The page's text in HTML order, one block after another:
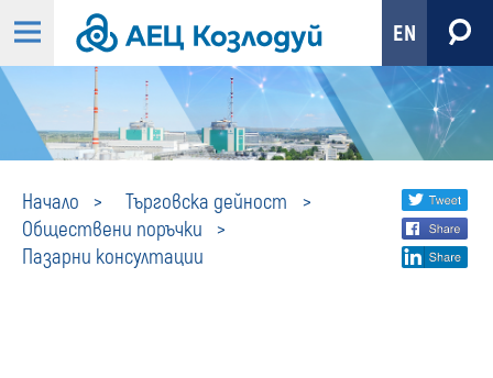
EN
Начало
Търговска дейност
Обществени поръчки
Пазарни консултации
Пазарни
консултации
Share
social